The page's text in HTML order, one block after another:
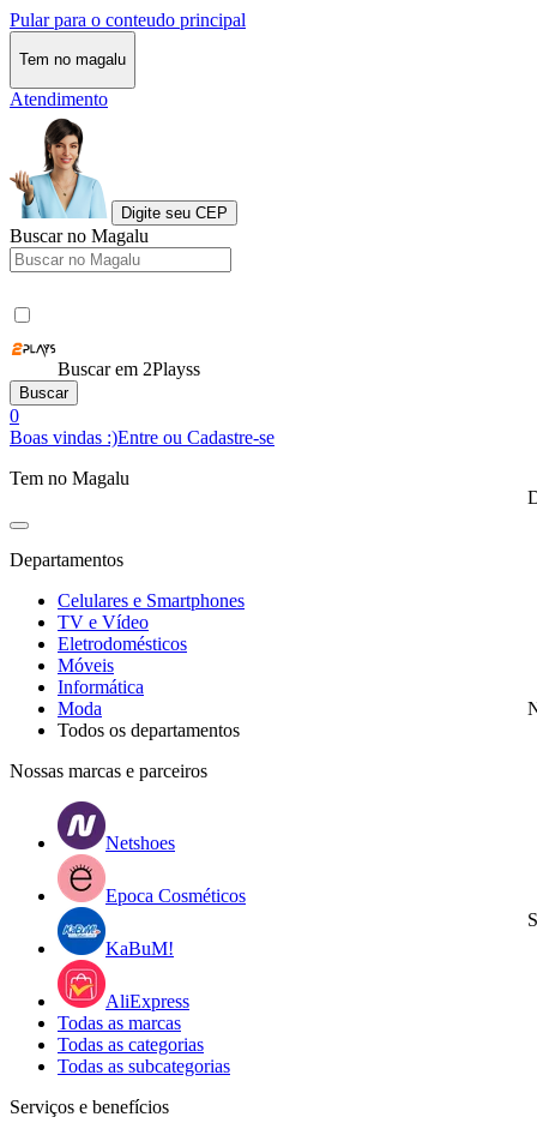
Pular para o conteudo principal
Tem no magalu
Atendimento
Digite seu CEP
Buscar no Magalu
Buscar em 2Playss
Buscar
0
Boas vindas :)Entre ou Cadastre-se
Tem no Magalu
Departamentos
Celulares e Smartphones
TV e Vídeo
Eletrodomésticos
Móveis
Informática
Moda
Todos os departamentos
Nossas marcas e parceiros
Netshoes
Epoca Cosméticos
KaBuM!
AliExpress
Todas as marcas
Todas as categorias
Todas as subcategorias
Serviços e benefícios